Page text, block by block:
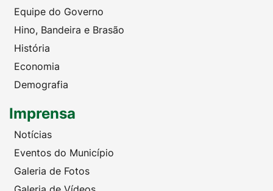
Equipe do Governo
Hino, Bandeira e Brasão
História
Economia
Demografia
Imprensa
Notícias
Eventos do Município
Galeria de Fotos